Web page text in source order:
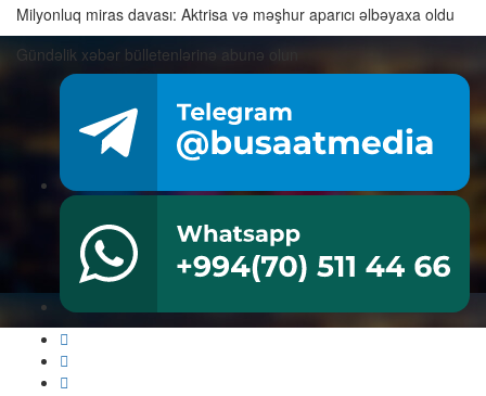
Milyonluq miras davası: Aktrisa və məşhur aparıcı əlbəyaxa oldu
Gündəlik xəbər bülletenlərinə abunə olun